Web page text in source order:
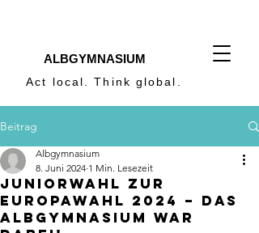
ALBGYMNASIUM
Act local. Think global.
Beitrag
Juniorwahl zur
Europawahl 2024 – das
Albgymnasium war
Albgymnasium
8. Juni 2024 1 Min. Lesezeit